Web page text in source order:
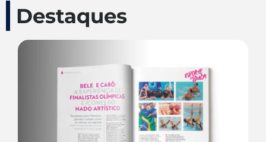
Destaques